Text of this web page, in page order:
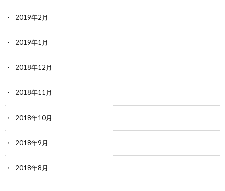
2019年2月
2019年1月
2018年12月
2018年11月
2018年10月
2018年9月
2018年8月